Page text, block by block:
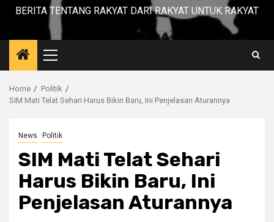
BERITA TENTANG RAKYAT DARI RAKYAT UNTUK RAKYAT
Primary
Menu
Home
Politik
SIM Mati Telat Sehari Harus Bikin Baru, Ini Penjelasan Aturannya
News Politik
SIM Mati Telat Sehari
Harus Bikin Baru, Ini
Penjelasan Aturannya